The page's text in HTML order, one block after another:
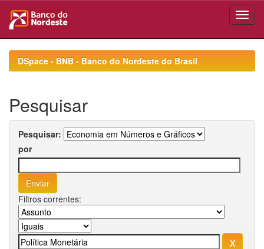
navigationDSpace - BNB - Banco do Nordeste do Brasil
Pesquisar
Pesquisar:
por
Filtros correntes: